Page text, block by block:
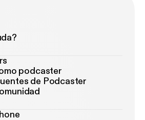
podcaster
de Podcaster